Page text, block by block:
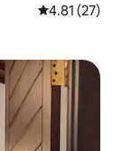
Calificación
4.81 (27)